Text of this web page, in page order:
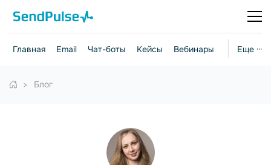
Еще ···
Главная Email Чат-боты Кейсы Вебинары Стратегии
Блог